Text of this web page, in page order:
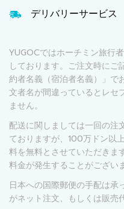
デリバリーサービス
YUGOCではホーチミン旅行
しております。ご注文時にご
約者名義（宿泊者名義）」で
文者名が間違っているとレセ
ません。
配送に関しましては一回の注
ておりますが、100万ドン以
料を無料とさせていただきま
料金が発生することがござい
日本への国際郵便の手配は承
がネット注文、もしくは販売